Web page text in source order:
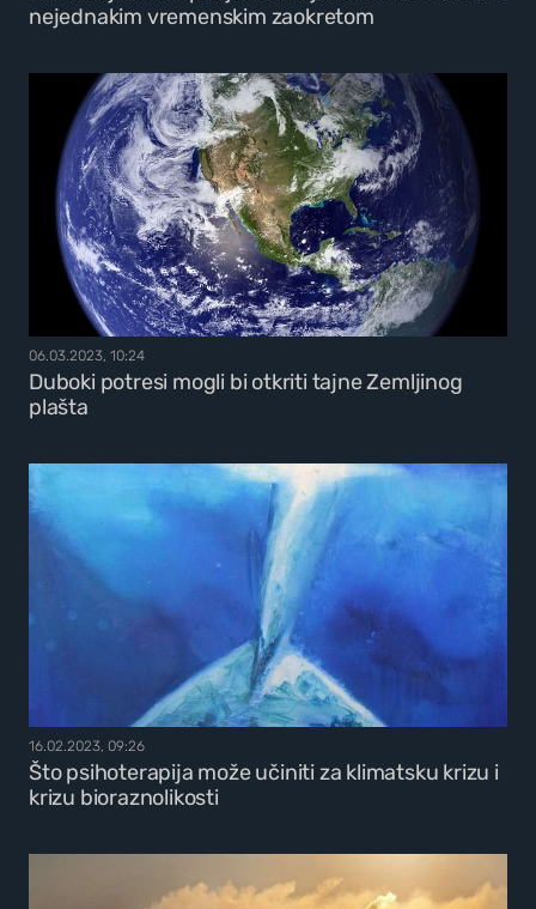
nejednakim vremenskim zaokretom
06.03.2023, 10:24
Duboki potresi mogli bi otkriti tajne Zemljinog
plašta
16.02.2023, 09:26
Što psihoterapija može učiniti za klimatsku krizu i
krizu bioraznolikosti